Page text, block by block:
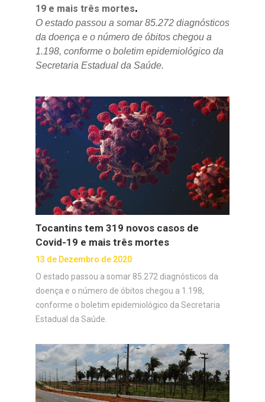
19 e mais três mortes.
O estado passou a somar 85.272 diagnósticos
da doença e o número de óbitos chegou a
1.198, conforme o boletim epidemiológico da
Secretaria Estadual da Saúde.
Tocantins tem 319 novos casos de
Covid-19 e mais três mortes
13 de Dezembro de 2020
O estado passou a somar 85.272 diagnósticos da
doença e o número de óbitos chegou a 1.198,
conforme o boletim epidemiológico da Secretaria
Estadual da Saúde.